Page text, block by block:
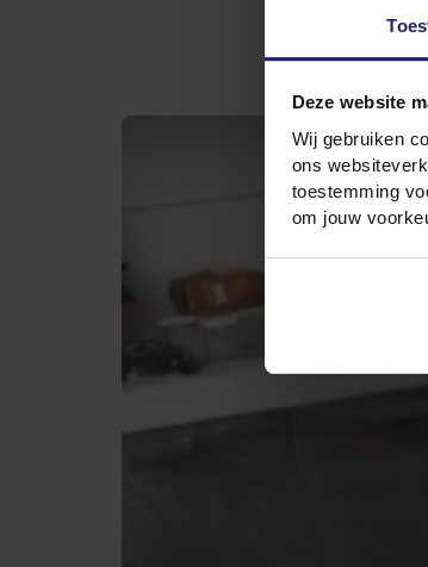
Deze website
Wij gebruiken
ons
toestemming
om jouw